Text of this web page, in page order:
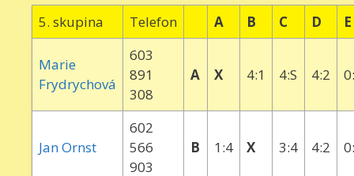
5. skupina Telefon A B C D E
Marie
Frydrychová
603
891
308
A X 4:1 4:S 4:2
Jan Ornst
602
566
903
B 1:4 X 3:4 4:2